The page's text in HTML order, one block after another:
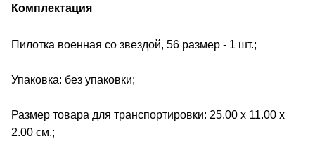
Комплектация
Пилотка военная со звездой, 56 размер - 1 шт.;
Упаковка: без упаковки;
Размер товара для транспортировки: 25.00 х 11.00 х
2.00 см.;